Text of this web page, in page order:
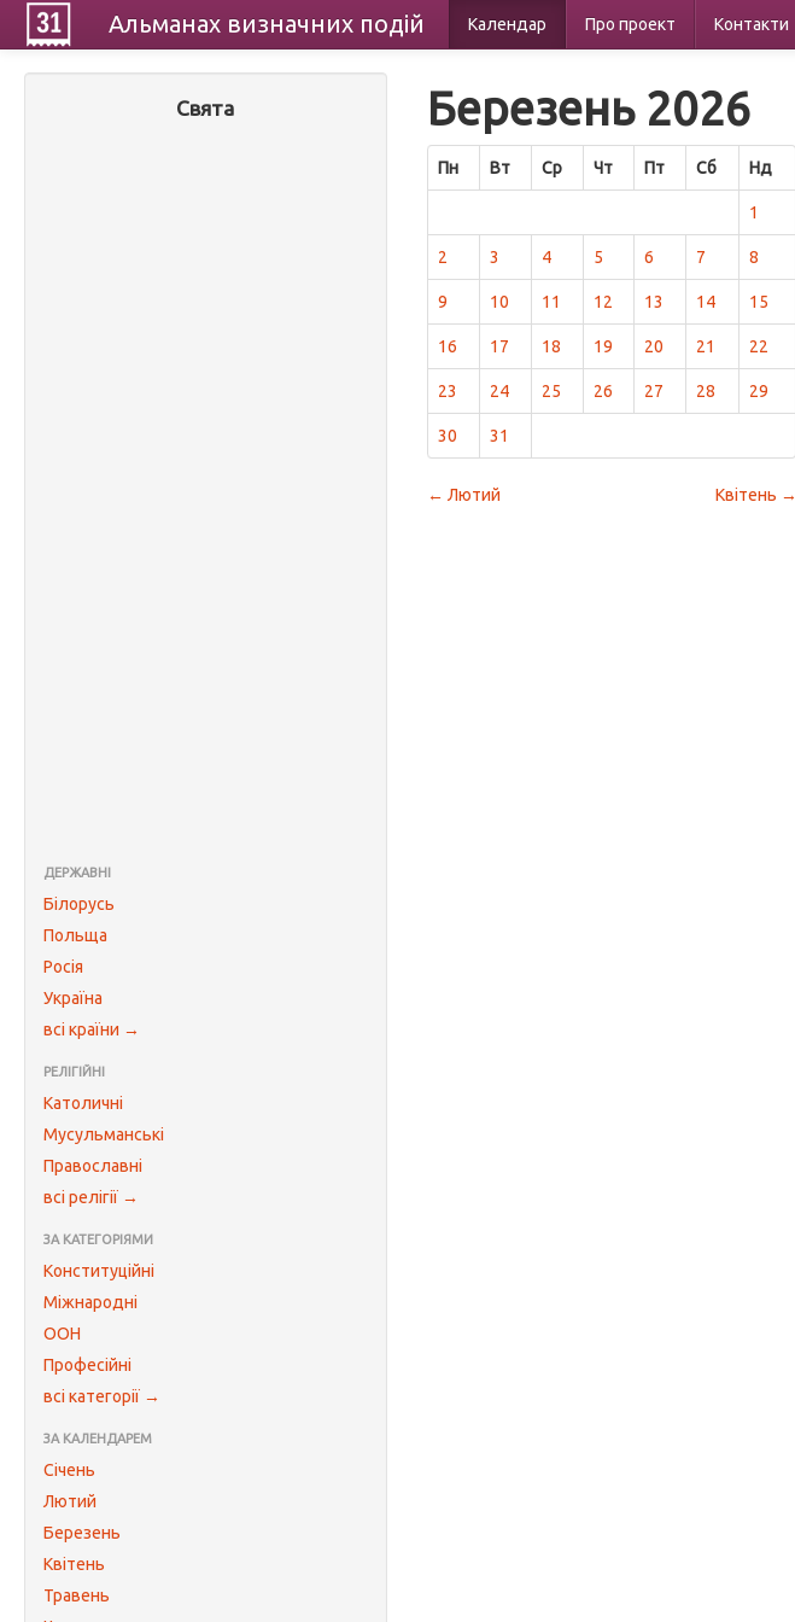
Альманах визначних подій Календар Про проект Контакти
Свята
ДЕРЖАВНІ
Білорусь
Польща
Росія
Україна
всі країни →
РЕЛІГІЙНІ
Католичні
Мусульманські
Православні
всі релігії →
ЗА КАТЕГОРІЯМИ
Конституційні
Міжнародні
ООН
Професійні
всі категорії →
ЗА КАЛЕНДАРЕМ
Січень
Лютий
Березень
Квітень
Травень
Березень 2026
Пн Вт Ср Чт Пт Сб Нд
1
2 3 4 5 6 7 8
9 10 11 12 13 14 15
16 17 18 19 20 21 22
23 24 25 26 27 28 29
30 31
← Лютий Квітень →